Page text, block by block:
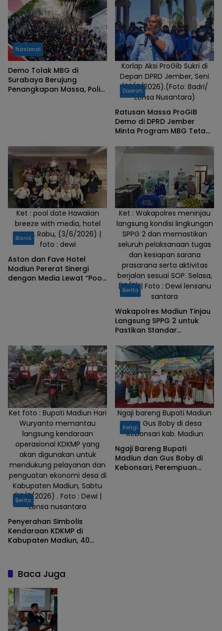
Madiun,
Sabtu
(30/8/2025).
Nasional
Demo Tolak MBG di
Surabaya Berujung
Penangkapan Massa, Polisi
Korlap Aksi ProGib Sukri di
Depan DPRD Jember, Seni
(22/6/2026).(Foto: Badri/
Lensa Nusantara)
Daerah
Ratusan Massa ProGIB
Demo di DPRD Jember
Minta Program MBG Tetap
Ket : pool date Hawaiian
breeze with media, hotel
Aston. Rabu, (3/6/2026) |
foto : dewi
Bisnis
Aston dan Fave Hotel
Madiun Pererat Sinergi
dengan Media Lewat “Pool
Ket : Wakapolres meninjau
langsung kondisi lingkungan
SPPG 2 dan memastikan
seluruh pelaksanaan tugas
dan kesiapan sarana
prasarana serta aktivitas
berjalan sesuai SOP. Selasa,
(19/5) | Foto : Dewi lensanu
santara
Berita
Wakapolres Madiun Tinjau
Langsung SPPG 2 untuk
Pastikan Standar
Optimal
Ket foto : Bupati Madiun Hari
Wuryanto memantau
langsung kendaraan
operasional KDKMP yang
akan digunakan untuk
mendukung pelayanan dan
penguatan ekonomi desa di
Kabupaten Madiun, Sabtu
(16/5/2026) . Foto : Dewi |
Lensa nusantara
Berita
Penyerahan Simbolis
Kendaraan KDKMP di
Kabupaten Madiun, 40
Ngaji bareng Bupati Madiun
dan Gus Boby di desa
Kebonsari kab. Madiun
Religi
Ngaji Bareng Bupati
Madiun dan Gus Boby di
Kebonsari, Perempuan
Baca Juga